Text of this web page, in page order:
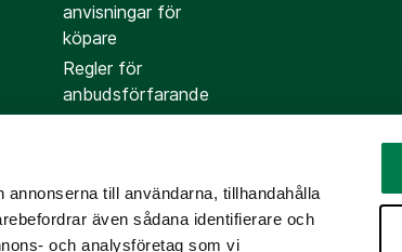
till användarna, tillhandahålla
även sådana identifierare och
och analysföretag som vi
anvisningar för
köpare
Regler för
anbudsförfarande